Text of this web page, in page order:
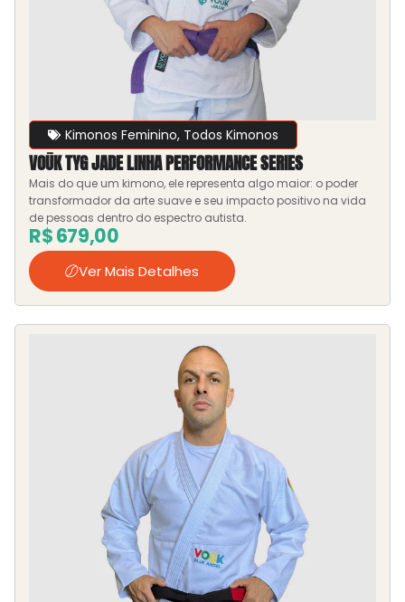
Kimonos Feminino, Todos Kimonos
VOŪK TYG JADE LINHA PERFORMANCE SERIES
Mais do que um kimono, ele representa algo maior: o poder
transformador da arte suave e seu impacto positivo na vida
de pessoas dentro do espectro autista.
R$679,00
Ver Mais Detalhes